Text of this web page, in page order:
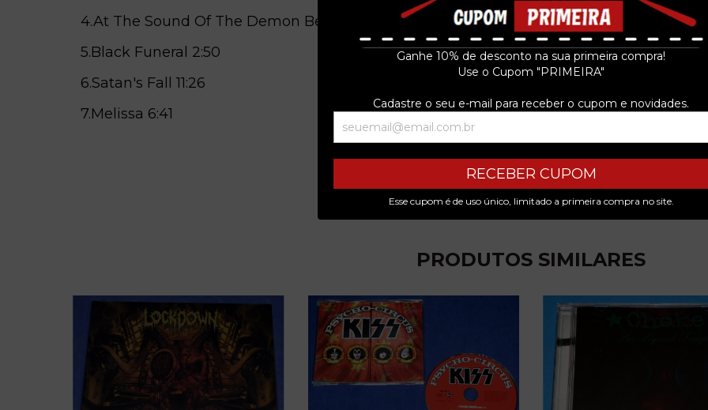
Ganhe 10% de desconto na sua primeira compra!
Use o Cupom "PRIMEIRA"
Cadastre o seu e-mail para receber o cupom e novidades.
RECEBER CUPOM
Esse cupom é de uso único, limitado a primeira compra no site.
4.At The Sound Of The Demon Bell
5.Black Funeral 2:50
6.Satan's Fall
11:26
7.Melissa 6:41
PRODUTOS SIMILARES